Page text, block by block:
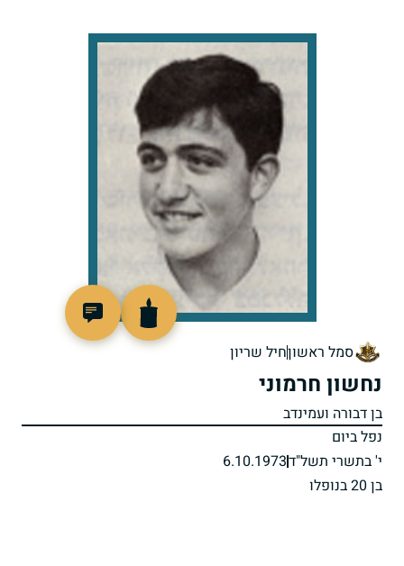
סמל ראשוןחיל שריון
נחשון חרמוני
בן דבורה ועמינדב
נפל ביום
י' בתשרי תשל"ד6.10.1973
בן 20 בנופלו